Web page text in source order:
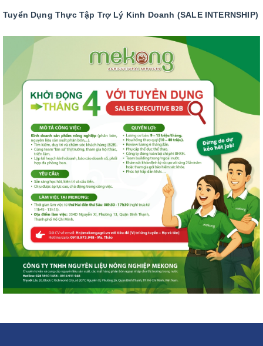
Tuyển Dụng Thực Tập Trợ Lý Kinh Doanh (SALE INTERNSHIP)